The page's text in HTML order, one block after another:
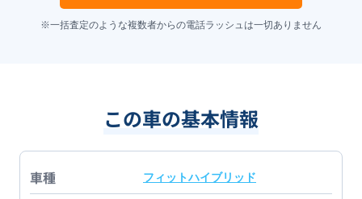
※一括査定のような複数者からの電話ラッシュは一切ありません
この車の基本情報
車種 フィットハイブリッド